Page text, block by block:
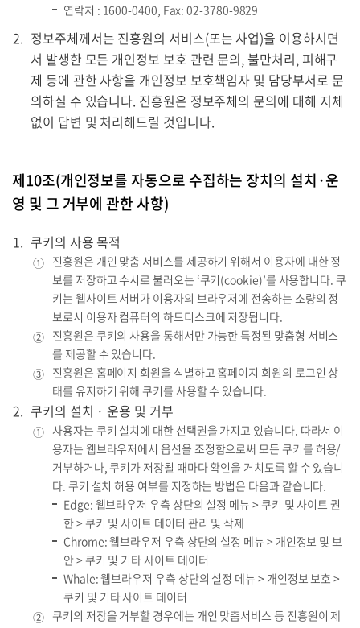
연락처 : 1600-0400, Fax: 02-3780-9829
정보주체께서는 진흥원의 서비스(또는 사업)을 이용하시면
서 발생한 모든 개인정보 보호 관련 문의, 불만처리, 피해구
제 등에 관한 사항을 개인정보 보호책임자 및 담당부서로 문
의하실 수 있습니다. 진흥원은 정보주체의 문의에 대해 지체
없이 답변 및 처리해드릴 것입니다.
제10조(개인정보를 자동으로 수집하는 장치의 설치·운
영 및 그 거부에 관한 사항)
쿠키의 사용 목적
① 진흥원은 개인 맞춤 서비스를 제공하기 위해서 이용자에 대한 정
보를 저장하고 수시로 불러오는 ‘쿠키(cookie)’를 사용합니다. 쿠
키는 웹사이트 서버가 이용자의 브라우저에 전송하는 소량의 정
보로서 이용자 컴퓨터의 하드디스크에 저장됩니다.
② 진흥원은 쿠키의 사용을 통해서만 가능한 특정된 맞춤형 서비스
를 제공할 수 있습니다.
③ 진흥원은 홈페이지 회원을 식별하고 홈페이지 회원의 로그인 상
태를 유지하기 위해 쿠키를 사용할 수 있습니다.
쿠키의 설치 · 운용 및 거부
① 사용자는 쿠키 설치에 대한 선택권을 가지고 있습니다. 따라서 이
용자는 웹브라우저에서 옵션을 조정함으로써 모든 쿠키를 허용/
거부하거나, 쿠키가 저장될 때마다 확인을 거치도록 할 수 있습니
다. 쿠키 설치 허용 여부를 지정하는 방법은 다음과 같습니다.
Edge: 웹브라우저 우측 상단의 설정 메뉴 > 쿠키 및 사이트 권
한 > 쿠키 및 사이트 데이터 관리 및 삭제
Chrome: 웹브라우저 우측 상단의 설정 메뉴 > 개인정보 및 보
안 > 쿠키 및 기타 사이트 데이터
Whale: 웹브라우저 우측 상단의 설정 메뉴 > 개인정보 보호 >
쿠키 및 기타 사이트 데이터
② 쿠키의 저장을 거부할 경우에는 개인 맞춤서비스 등 진흥원이 제